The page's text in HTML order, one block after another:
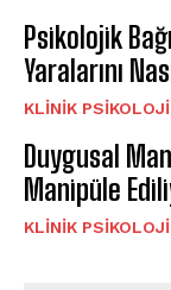
Psikolojik
Yaralarını
KLINIK PSIKOLOJI
Duygusal
Manipüle
KLINIK PSIKOLOJI